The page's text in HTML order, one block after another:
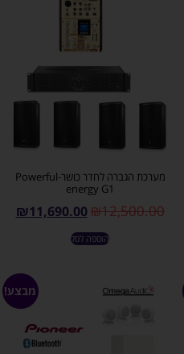
מערכת הגברה לחדר כושר-Powerful
energy G1
₪12,500.00
₪11,690.00
הוספה לסל
מבצע!